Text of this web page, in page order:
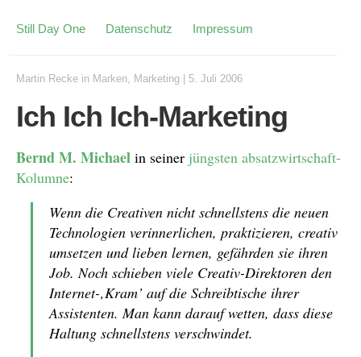
Still Day One Datenschutz Impressum
Martin Recke in Marken, Marketing 5. Juli 2006
Ich Ich Ich-Marketing
Bernd M. Michael in seiner jüngsten absatzwirtschaft-
Kolumne:
Wenn die Creativen nicht schnellstens die neuen
Technologien verinnerlichen, praktizieren, creativ
umsetzen und lieben lernen, gefährden sie ihren
Job. Noch schieben viele Creativ-Direktoren den
Internet-‚Kram’ auf die Schreibtische ihrer
Assistenten. Man kann darauf wetten, dass diese
Haltung schnellstens verschwindet.